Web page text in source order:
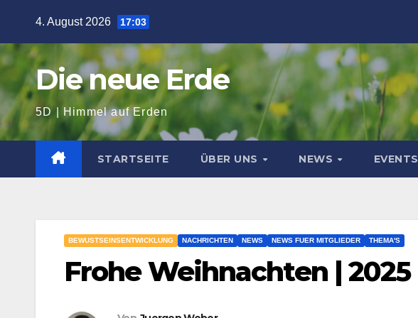
springen
4. August 2026 17:03
Die neue Erde
5D | Himmel auf Erden
STARTSEITE ÜBER UNS NEWS EVENTS
BEWUSTSEINSENTWICKLUNG NACHRICHTEN NEWS NEWS FUER MITGLIEDER THEMA'S
Frohe Weihnachten | 2025